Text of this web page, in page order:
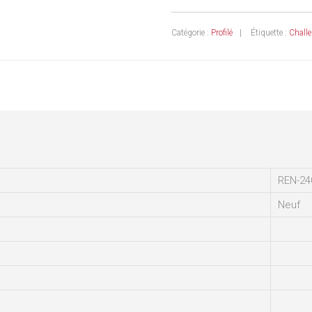
Catégorie : Profilé Étiquette :
REN-
Neuf